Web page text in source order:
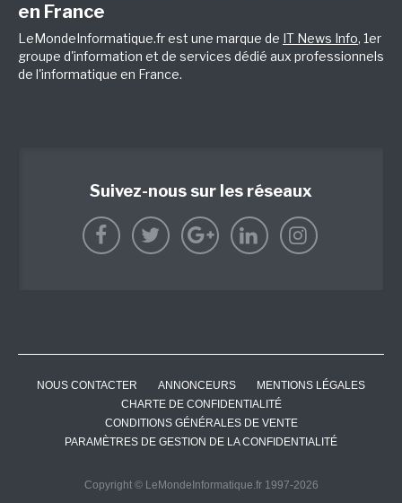
en France
LeMondeInformatique.fr est une marque de IT News Info, 1er
groupe d'information et de services dédié aux professionnels
de l'informatique en France.
Suivez-nous sur les réseaux
NOUS CONTACTER ANNONCEURS
MENTIONS LÉGALES
CHARTE DE CONFIDENTIALITÉ
CONDITIONS GÉNÉRALES DE VENTE
PARAMÈTRES DE GESTION DE LA CONFIDENTIALITÉ
Copyright © LeMondeInformatique.fr 1997-2026